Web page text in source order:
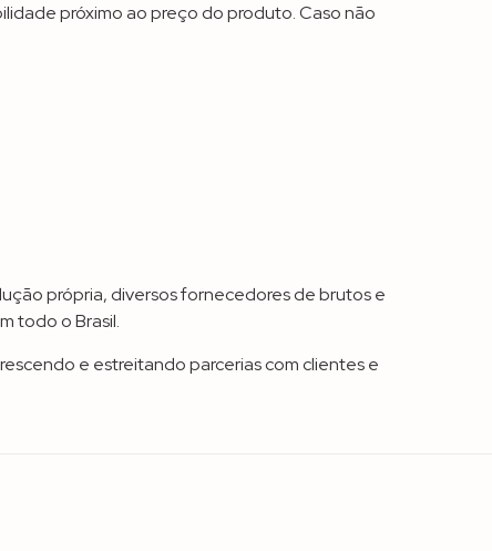
próximo ao preço do produto. Caso não
própria, diversos fornecedores de brutos e
todo o Brasil.
e estreitando parcerias com clientes e